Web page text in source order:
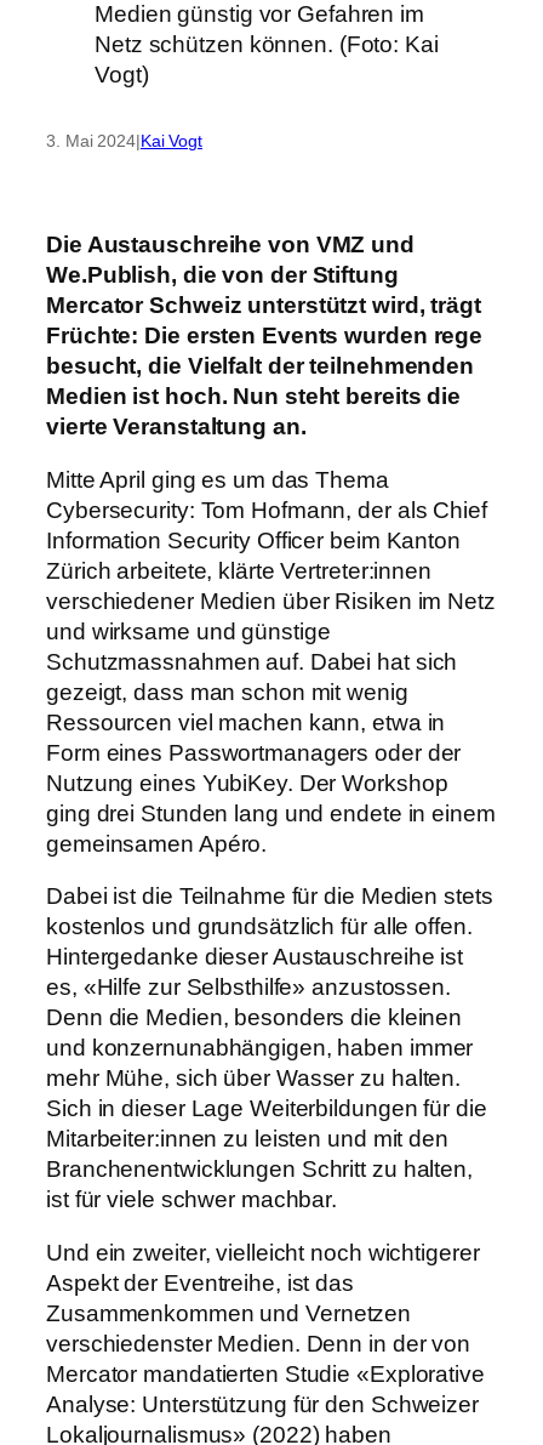
Medien günstig vor Gefahren im
Netz schützen können. (Foto: Kai
Vogt)
3. Mai 2024|Kai Vogt
Die Austauschreihe von VMZ und
We.Publish, die von der Stiftung
Mercator Schweiz unterstützt wird, trägt
Früchte: Die ersten Events wurden rege
besucht, die Vielfalt der teilnehmenden
Medien ist hoch. Nun steht bereits die
vierte Veranstaltung an.
Mitte April ging es um das Thema
Cybersecurity: Tom Hofmann, der als Chief
Information Security Officer beim Kanton
Zürich arbeitete, klärte Vertreter:innen
verschiedener Medien über Risiken im Netz
und wirksame und günstige
Schutzmassnahmen auf. Dabei hat sich
gezeigt, dass man schon mit wenig
Ressourcen viel machen kann, etwa in
Form eines Passwortmanagers oder der
Nutzung eines YubiKey. Der Workshop
ging drei Stunden lang und endete in einem
gemeinsamen Apéro.
Dabei ist die Teilnahme für die Medien stets
kostenlos und grundsätzlich für alle offen.
Hintergedanke dieser Austauschreihe ist
es, «Hilfe zur Selbsthilfe» anzustossen.
Denn die Medien, besonders die kleinen
und konzernunabhängigen, haben immer
mehr Mühe, sich über Wasser zu halten.
Sich in dieser Lage Weiterbildungen für die
Mitarbeiter:innen zu leisten und mit den
Branchenentwicklungen Schritt zu halten,
ist für viele schwer machbar.
Und ein zweiter, vielleicht noch wichtigerer
Aspekt der Eventreihe, ist das
Zusammenkommen und Vernetzen
verschiedenster Medien. Denn in der von
Mercator mandatierten Studie «Explorative
Analyse: Unterstützung für den Schweizer
Lokaljournalismus» (2022) haben